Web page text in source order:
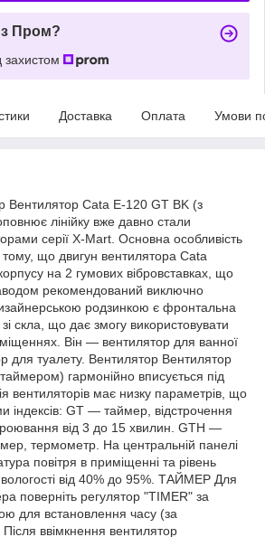
з Пром?
захистом
Доставка Оплата Умови
Вентилятор Cata E-120 GT BK (з
лінійку вже давно стали
серії X-Mart. Основна особливість
тому, що двигун вентилятора Cata
на 2 гумових вібровставках, що
рекомендований виключно
родзинкою є фронтальна
скла, що дає змогу використовувати
Він — вентилятор для ванної
для туалету. Вентилятор Вентилятор
гармонійно вписується під
вентиляторів має низку параметрів, що
індексів: GT — таймер, відстрочення
від 3 до 15 хвилин. GTH —
термометр. На центральній панелі
повітря в приміщенні та рівень
вологості від 40% до 95%. ТАЙМЕР Для
поверніть регулятор "TIMER" за
для встановлення часу (за
ввімкнення вентилятор